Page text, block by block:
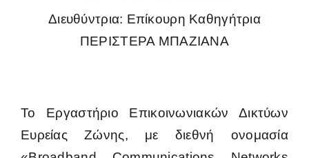
Ηλεκτρονικής και Ψηφιακών Συστημάτων
Ρομποτικής και Αυτομάτου Ελέγχου
Διευθύντρια: Επίκουρη Καθηγήτρια
ΠΕΡΙΣΤΕΡΑ ΜΠΑΖΙΑΝΑ
Το Εργαστήριο Επικοινωνιακών Δικτύων
Ευρείας Ζώνης, με διεθνή ονομασία